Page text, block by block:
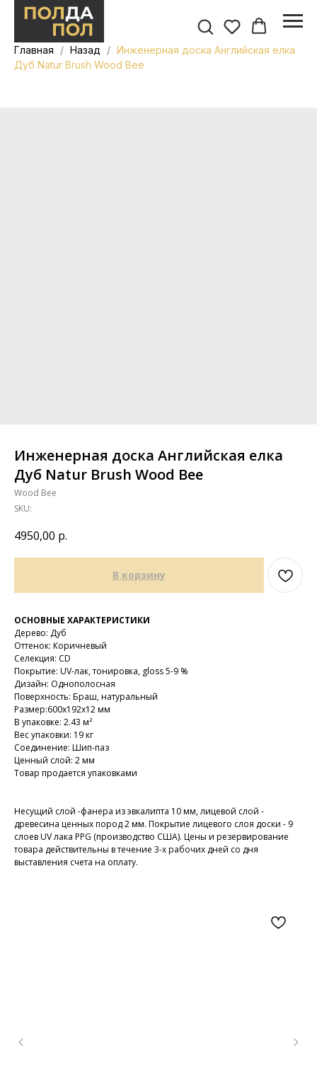
Главная Назад
Инженерная доска Английская елка
Дуб Natur Brush Wood Bee
Инженерная доска Английская елка
Дуб Natur Brush Wood Bee
Wood Bee
SKU:
4950,00 р.
В корзину
ОСНОВНЫЕ ХАРАКТЕРИСТИКИ
Дерево: Дуб
Оттенок: Коричневый
Селекция: CD
Покрытие: UV-лак, тонировка, gloss 5-9 %
Дизайн: Однополосная
Поверхность: Браш, натуральный
Размер:600x192x12 мм
В упаковке: 2.43 м²
Вес упаковки: 19 кг
Соединение: Шип-паз
Ценный слой: 2 мм
Товар продается упаковками
Несущий слой -фанера из эвкалипта 10 мм, лицевой слой -
древесина ценных пород 2 мм. Покрытие лицевого слоя доски - 9
слоев UV лака PPG (производство США). Цены и резервирование
товара действительны в течение 3-х рабочих дней со дня
выставления счета на оплату.